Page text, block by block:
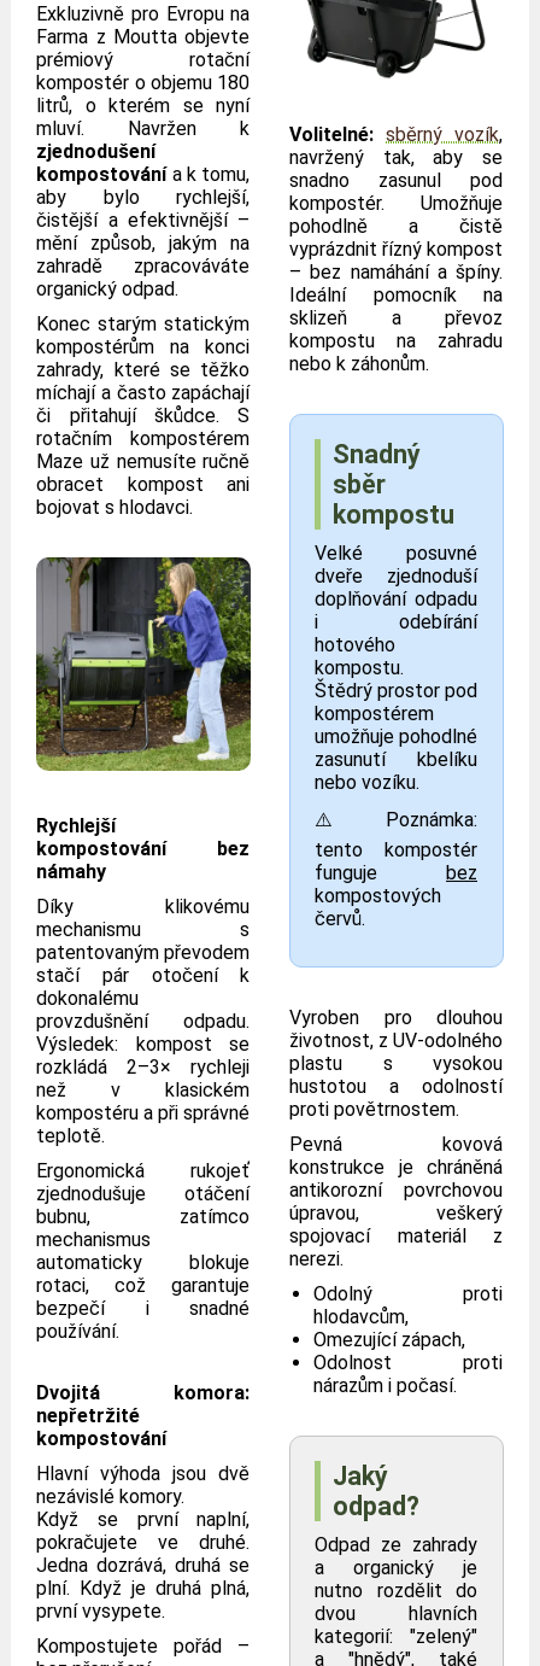
Exkluzivně pro Evropu na
Farma z Moutta objevte
prémiový rotační
kompostér o objemu 180
litrů, o kterém se nyní
mluví. Navržen k
zjednodušení
kompostovánía k tomu,
aby bylo rychlejší,
čistější a efektivnější –
mění způsob, jakým na
zahradě zpracováváte
organický odpad.
Konec starým statickým
kompostérům na konci
zahrady, které se těžko
míchají a často zapáchají
či přitahují škůdce. S
rotačním kompostérem
Maze už nemusíte ručně
obracet kompost ani
bojovat s hlodavci.
Rychlejší
kompostování bez
námahy
Díky klikovému
mechanismu s
patentovaným převodem
stačí pár otočení k
dokonalému
provzdušnění odpadu.
Výsledek: kompost se
rozkládá 2–3× rychleji
než v klasickém
kompostéru a při správné
teplotě.
Ergonomická rukojeť
zjednodušuje otáčení
bubnu, zatímco
mechanismus
automaticky blokuje
rotaci, což garantuje
bezpečí i snadné
používání.
Dvojitá komora:
nepřetržité
kompostování
Hlavní výhoda jsou dvě
nezávislé komory.
Když se první naplní,
pokračujete ve druhé.
Jedna dozrává, druhá se
plní. Když je druhá plná,
první vysypete.
Kompostujete pořád –
Volitelné: sběrný vozík,
navržený tak, aby se
snadno zasunul pod
kompostér. Umožňuje
pohodlně a čistě
vyprázdnit řízný kompost
– bez namáhání a špíny.
Ideální pomocník na
sklizeň a převoz
kompostu na zahradu
nebo k záhonům.
Snadný
sběr
kompostu
Velké posuvné
dveře zjednoduší
doplňování odpadu
i odebírání
hotového
kompostu.
Štědrý prostor pod
kompostérem
umožňuje pohodlné
zasunutí kbelíku
nebo vozíku.
⚠️ Poznámka:
tento kompostér
funguje
bez
kompostových
červů.
Vyroben pro dlouhou
životnost, z UV-odolného
plastu s vysokou
hustotou a odolností
proti povětrnostem.
Pevná kovová
konstrukce je chráněná
antikorozní povrchovou
úpravou, veškerý
spojovací materiál z
nerezi.
Odolný proti
hlodavcům,
Omezující zápach,
Odolnost proti
nárazům i počasí.
Jaký
odpad?
Odpad ze zahrady
a organický je
nutno rozdělit do
dvou hlavních
kategorií: "zelený"
a "hnědý", také